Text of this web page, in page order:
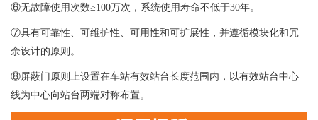
⑥无故障使用次数≥100万次，系统使用寿命不低于30年。
⑦具有可靠性、可维护性、可用性和可扩展性，并遵循模块化和冗
余设计的原则。
⑧屏蔽门原则上设置在车站有效站台长度范围内，以有效站台中心
线为中心向站台两端对称布置。